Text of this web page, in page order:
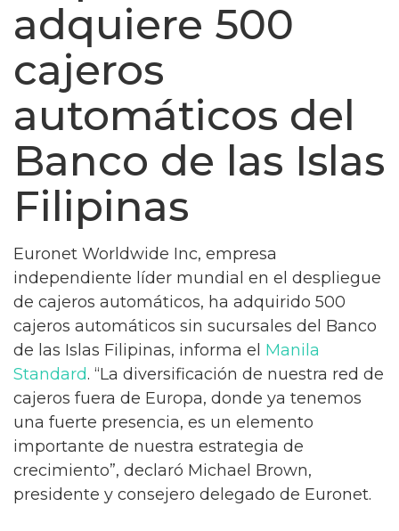
adquiere 500
cajeros
automáticos del
Banco de las Islas
Filipinas
Euronet Worldwide Inc, empresa
independiente líder mundial en el despliegue
de cajeros automáticos, ha adquirido 500
cajeros automáticos sin sucursales del Banco
de las Islas Filipinas, informa el Manila
Standard. “La diversificación de nuestra red de
cajeros fuera de Europa, donde ya tenemos
una fuerte presencia, es un elemento
importante de nuestra estrategia de
crecimiento”, declaró Michael Brown,
presidente y consejero delegado de Euronet.